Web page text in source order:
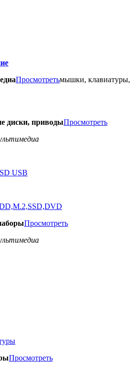
Просмотретьмышки, клавиатуры,
диски, приводыПросмотреть
USB
Просмотреть
Просмотреть